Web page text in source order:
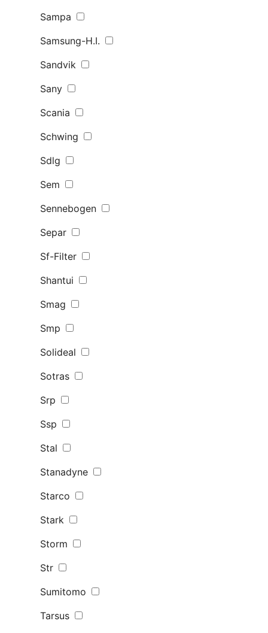
Sampa
Samsung-H.I.
Sandvik
Sany
Scania
Schwing
Sdlg
Sem
Sennebogen
Separ
Sf-Filter
Shantui
Smag
Smp
Solideal
Sotras
Srp
Ssp
Stal
Stanadyne
Starco
Stark
Storm
Str
Sumitomo
Tarsus